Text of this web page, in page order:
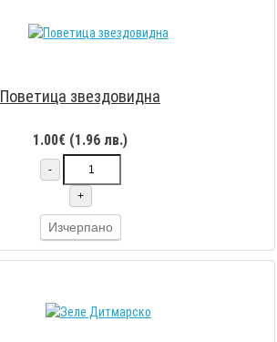
Поветица звездовидна
1.00€ (1.96 лв.)
-
+
Изчерпано